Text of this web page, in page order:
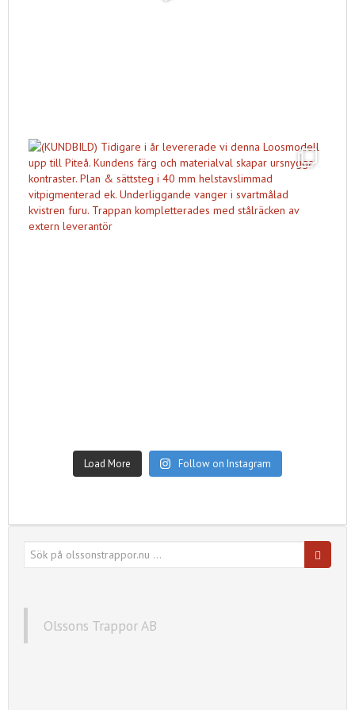
Load More Follow on Instagram
Sök
Olssons Trappor AB